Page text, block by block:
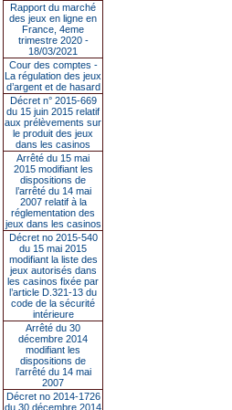
Rapport du marché
des jeux en ligne en
France, 4eme
trimestre 2020 -
18/03/2021
Cour des comptes -
La régulation des jeux
d’argent et de hasard
Décret n° 2015-669
du 15 juin 2015 relatif
aux prélèvements sur
le produit des jeux
dans les casinos
Arrêté du 15 mai
2015 modifiant les
dispositions de
l’arrêté du 14 mai
2007 relatif à la
réglementation des
jeux dans les casinos
Décret no 2015-540
du 15 mai 2015
modifiant la liste des
jeux autorisés dans
les casinos fixée par
l’article D.321-13 du
code de la sécurité
intérieure
Arrêté du 30
décembre 2014
modifiant les
dispositions de
l’arrêté du 14 mai
2007
Décret no 2014-1726
du 30 décembre 2014